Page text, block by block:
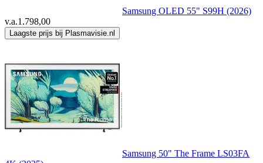
Samsung OLED 55" S99H (2026)
v.a.1.798,00
Laagste prijs bij Plasmavisie.nl
Samsung 50" The Frame LS03FA